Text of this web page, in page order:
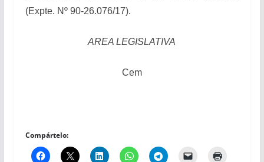
(Expte. Nº 90-26.076/17).
AREA LEGISLATIVA
Cem
Compártelo: